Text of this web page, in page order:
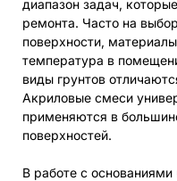
диапазон задач,
ремонта. Часто на
поверхности,
температура в
виды грунтов
Акриловые смеси
применяются в
поверхностей.
В работе с